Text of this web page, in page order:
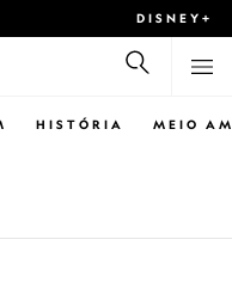
DISNEY+
HISTÓRIA MEIO